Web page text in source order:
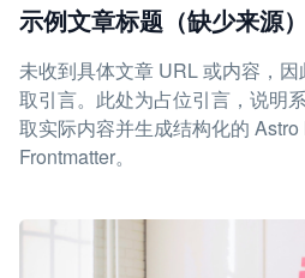
示例文章标题（缺少来源）
未收到具体文章 URL 或内容，
取引言。此处为占位引言，说明
取实际内容并生成结构化的
Frontmatter。